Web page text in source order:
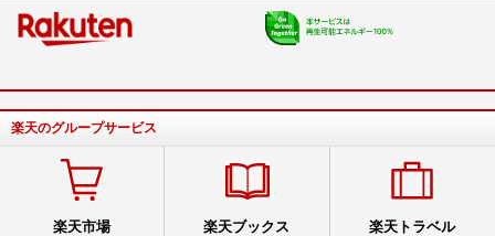
楽天のグループサービス
楽天市場 楽天ブックス 楽天トラベル